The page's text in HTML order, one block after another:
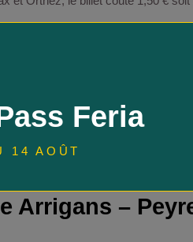
les billets de 20 € maximum
Arrigans –
Feria
14 AOÛT